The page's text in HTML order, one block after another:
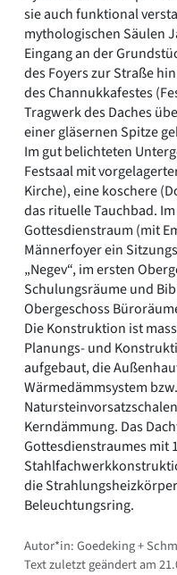
sie auch funktional
mythologischen Säulen
Eingang an der
des Foyers zur Straße
des Channukkafestes
Tragwerk des Daches
einer gläsernen Spitze
Im gut belichteten
Festsaal mit
Kirche), eine koschere
das rituelle Tauchbad.
Gottesdienstraum (mit
Männerfoyer ein
„Negev“, im ersten
Schulungsräume und
Obergeschoss
Die Konstruktion ist
Planungs- und
aufgebaut, die
Wärmedämmsystem bzw.
Kerndämmung. Das
Gottesdienstraumes mit
die
Beleuchtungsring.
Autor*in: Goedeking +
Text zuletzt geändert am